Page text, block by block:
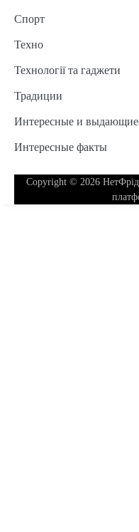
Спорт
Техно
Технології та гаджети
Традиции
Интересные и
Интересные факты
Copyright © 2026